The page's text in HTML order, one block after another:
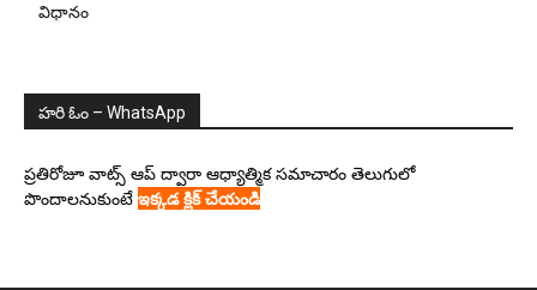
విధానం
హరి ఓం – WhatsApp
ప్రతిరోజూ వాట్స్ ఆప్ ద్వారా ఆధ్యాత్మిక సమాచారం తెలుగులో
పొందాలనుకుంటే ఇక్కడ క్లిక్ చేయండి